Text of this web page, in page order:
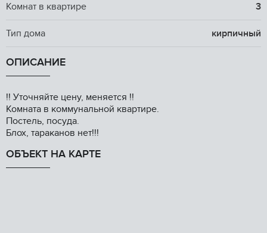
Комнат в квартире 3
Тип дома кирпичный
ОПИСАНИЕ
!! Уточняйте цену, меняется !!
Комната в коммунальной квартире.
Постель, посуда.
Блох, тараканов нет!!!
ОБЪЕКТ НА КАРТЕ